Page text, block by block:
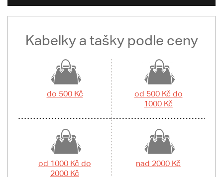
Kabelky a tašky podle ceny
do 500 Kč
od 500 Kč do
1000 Kč
od 1000 Kč do
2000 Kč
nad 2000 Kč